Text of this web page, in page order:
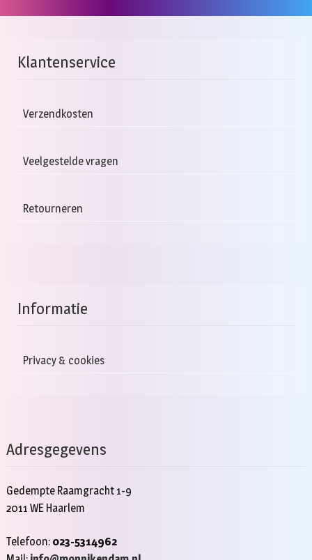
Klantenservice
Verzendkosten
Veelgestelde vragen
Retourneren
Informatie
Privacy & cookies
Adresgegevens
Gedempte Raamgracht 1-9
2011 WE Haarlem
Telefoon: 023-5314962